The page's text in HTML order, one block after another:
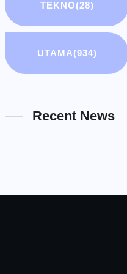
TEKNO(28)
UTAMA(934)
Recent News